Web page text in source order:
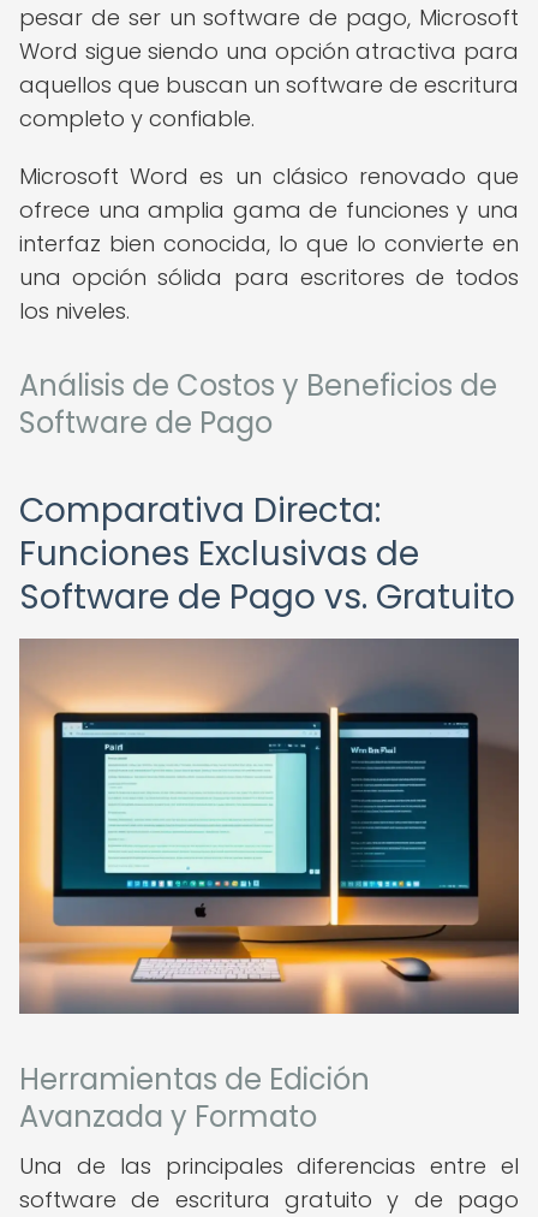
pesar de ser un software de pago, Microsoft
Word sigue siendo una opción atractiva para
aquellos que buscan un software de escritura
completo y confiable.
Microsoft Word es un clásico renovado que
ofrece una amplia gama de funciones y una
interfaz bien conocida, lo que lo convierte en
una opción sólida para escritores de todos
los niveles.
Análisis de Costos y Beneficios de
Software de Pago
Comparativa Directa:
Funciones Exclusivas de
Software de Pago vs. Gratuito
Herramientas de Edición
Avanzada y Formato
Una de las principales diferencias entre el
software de escritura gratuito y de pago